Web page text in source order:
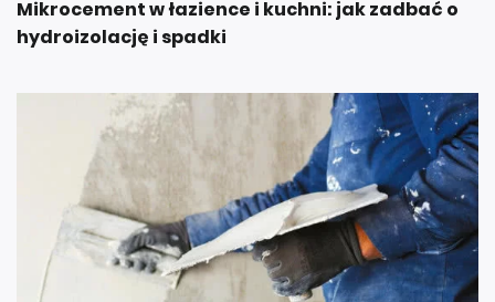
Mikrocement w łazience i kuchni: jak zadbać o
hydroizolację i spadki